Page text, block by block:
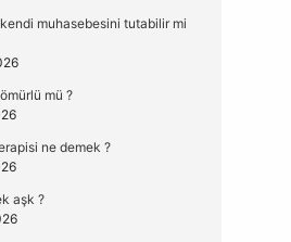
muhasebesini tutabilir mi
mü ?
ne demek ?
aşk ?